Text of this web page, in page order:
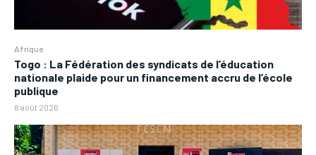
Afrique
Togo : La Fédération des syndicats de l’éducation
nationale plaide pour un financement accru de l’école
publique
8 août 2026